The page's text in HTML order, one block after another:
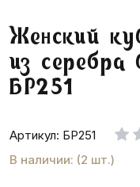
Женский
из серебра
БР251
Артикул: БР251
В наличии: (2 шт.)